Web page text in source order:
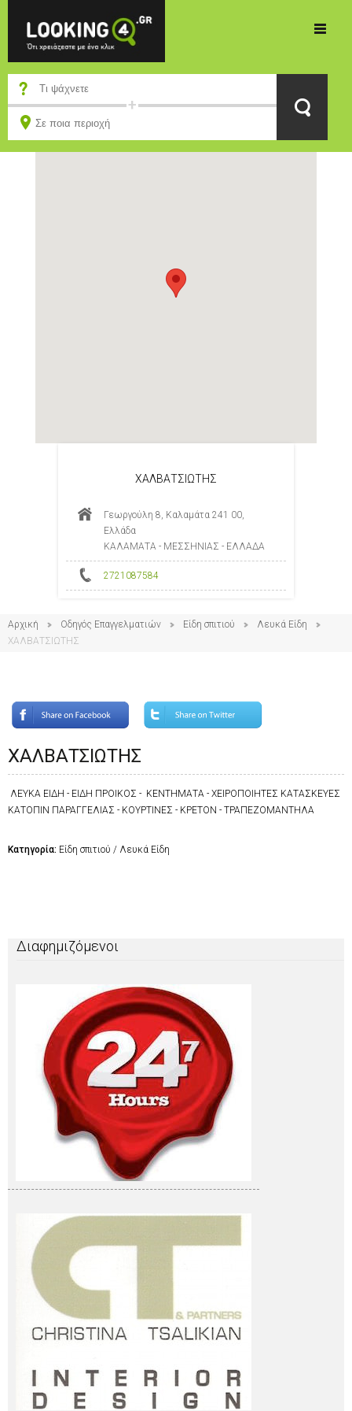
ΧΑΛΒΑΤΣΙΩΤΗΣ
Γεωργούλη 8, Καλαμάτα 241 00,
Ελλάδα
ΚΑΛΑΜΑΤΑ - ΜΕΣΣΗΝΙΑΣ - ΕΛΛΑΔΑ
2721087584
Αρχική Οδηγός Επαγγελματιών Είδη σπιτιού
Λευκά Είδη
ΧΑΛΒΑΤΣΙΩΤΗΣ
ΧΑΛΒΑΤΣΙΩΤΗΣ
ΛΕΥΚΑ ΕΙΔΗ - ΕΙΔΗ ΠΡΟΙΚΟΣ - ΚΕΝΤΗΜΑΤΑ - ΧΕΙΡΟΠΟΙΗΤΕΣ ΚΑΤΑΣΚΕΥΕΣ
ΚΑΤΟΠΙΝ ΠΑΡΑΓΓΕΛΙΑΣ - ΚΟΥΡΤΙΝΕΣ - ΚΡΕΤΟΝ - ΤΡΑΠΕΖΟΜΑΝΤΗΛΑ
Κατηγορία: Είδη σπιτιού / Λευκά Είδη
Διαφημιζόμενοι